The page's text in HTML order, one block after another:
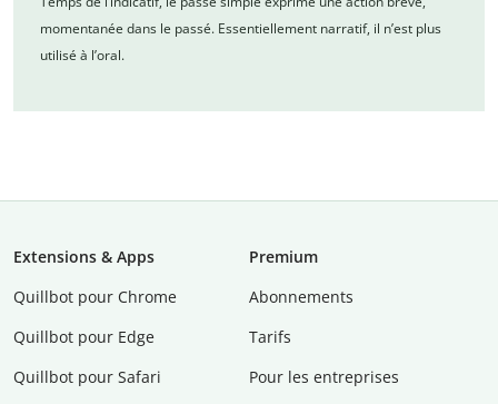
momentanée dans le passé. Essentiellement narratif, il n’est plus
utilisé à l’oral.
Extensions & Apps
Quillbot pour Chrome
Quillbot pour Edge
Quillbot pour Safari
Premium
Abonnements
Tarifs
Pour les entreprises